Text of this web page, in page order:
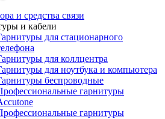
и средства связи
и кабели
для стационарного
для коллцентра
для ноутбука и компьютера
беспроводные
гарнитуры
гарнитуры